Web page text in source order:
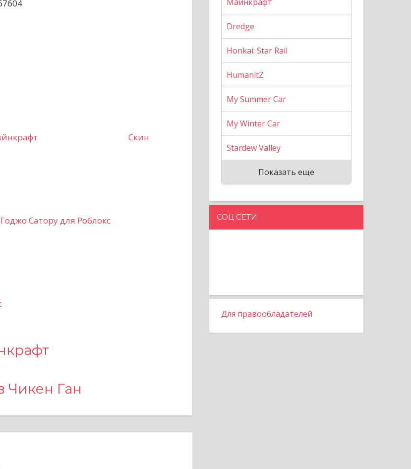
Скин
Сатору для Роблокс
Чикен Ган
Dredge
Honkai: Star Rail
HumanitZ
My Summer Car
My Winter Car
Stardew Valley
Показать еще
СОЦ СЕТИ
Для правообладателей